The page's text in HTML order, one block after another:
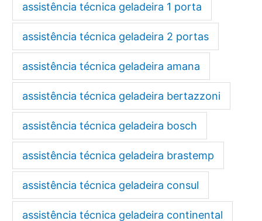
assistência técnica geladeira 1 porta
assistência técnica geladeira 2 portas
assistência técnica geladeira amana
assistência técnica geladeira bertazzoni
assistência técnica geladeira bosch
assistência técnica geladeira brastemp
assistência técnica geladeira consul
assistência técnica geladeira continental